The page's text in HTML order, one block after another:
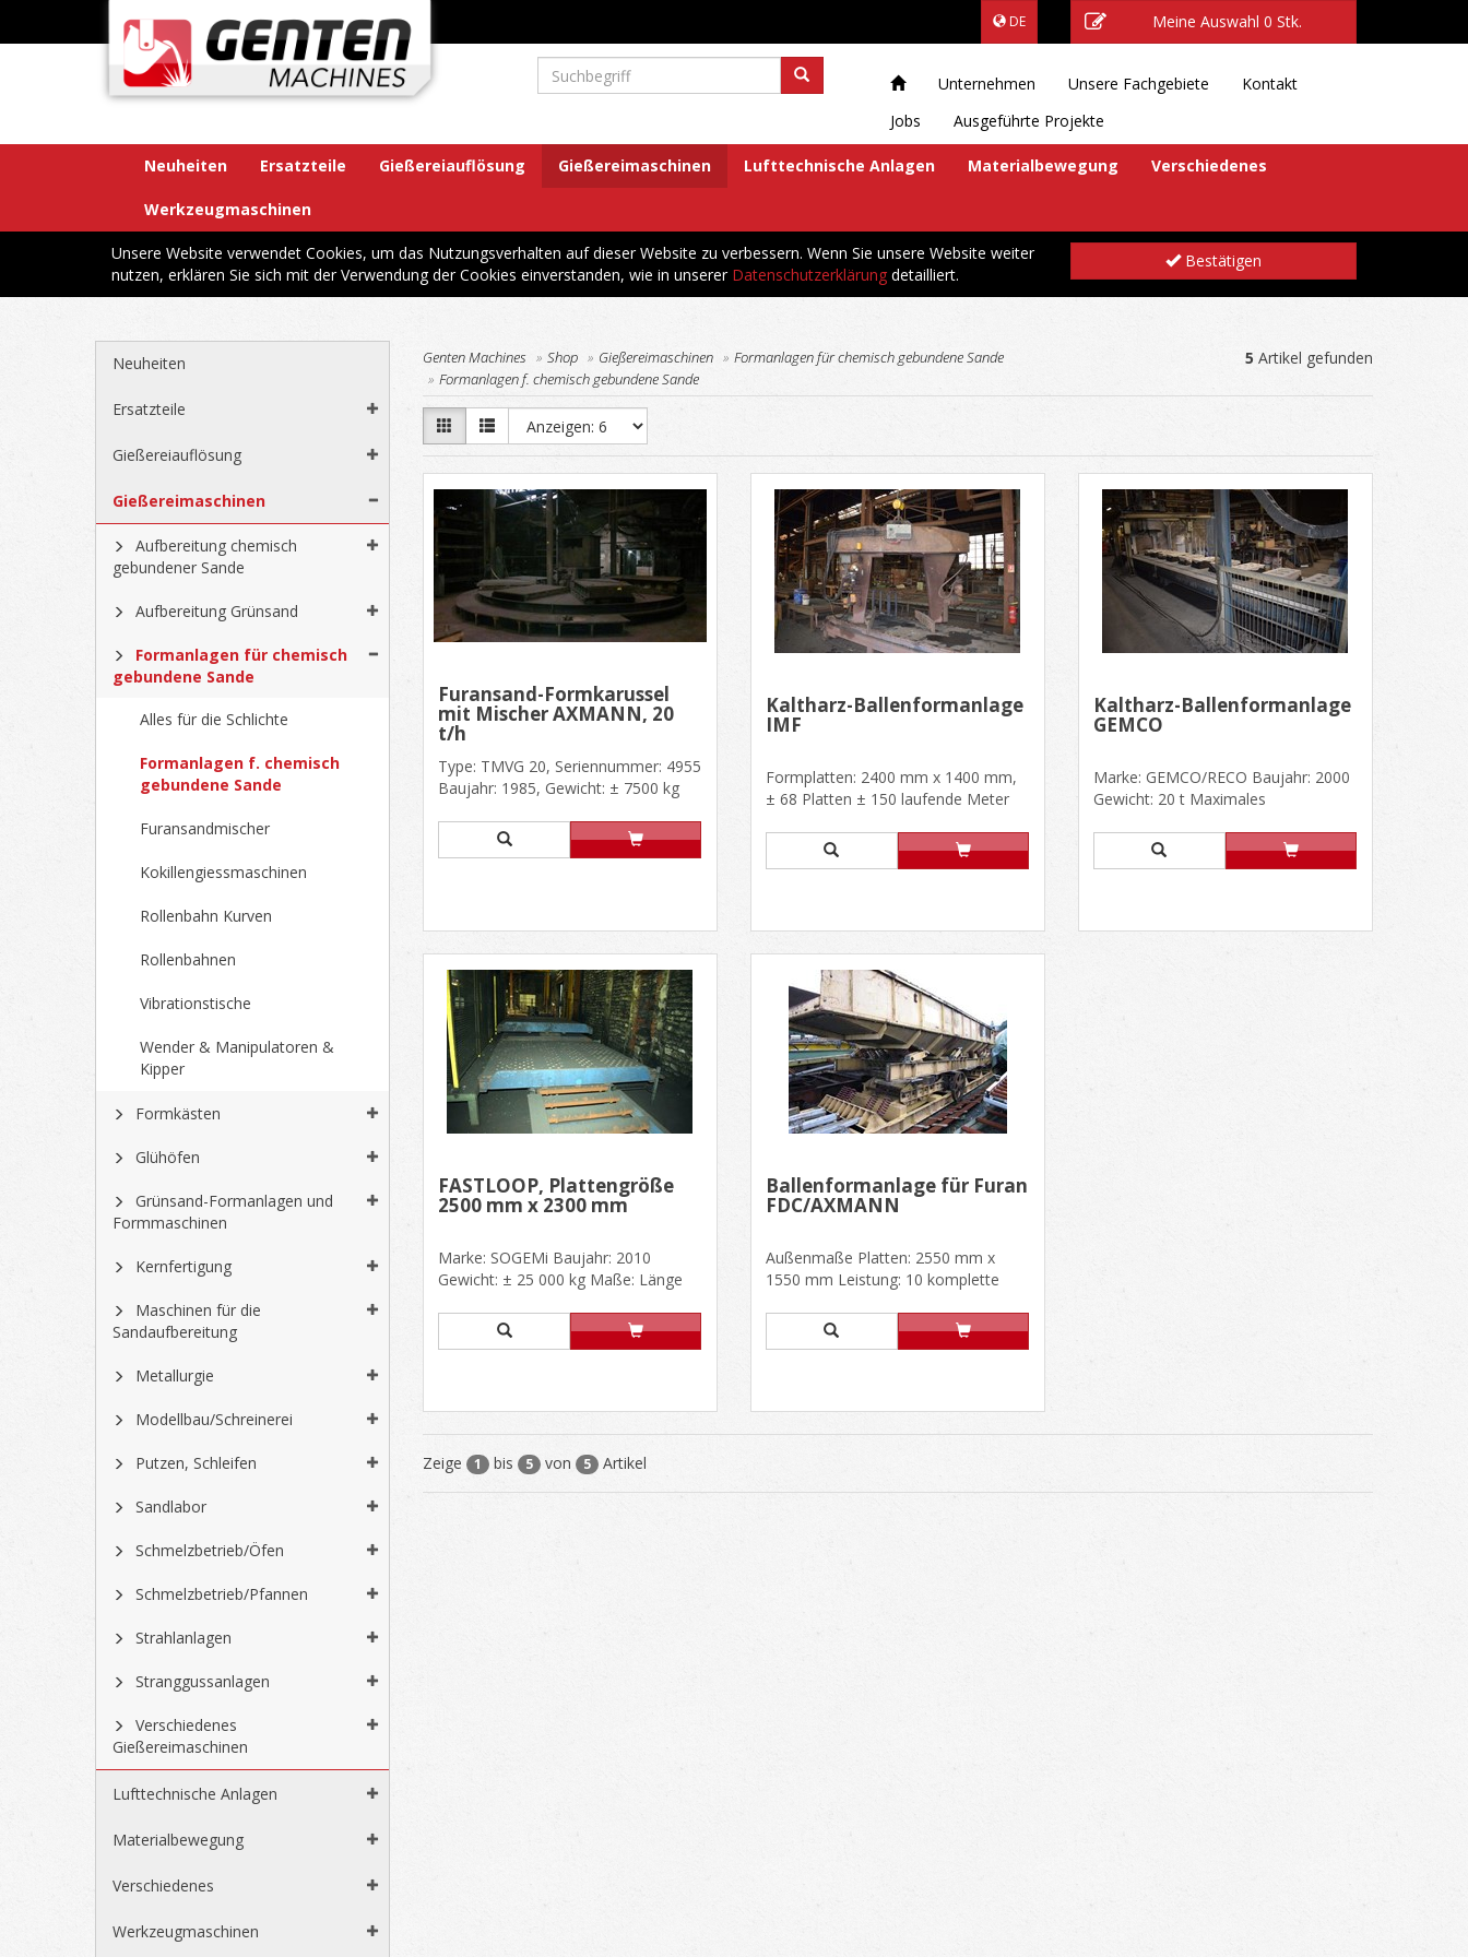
DE Meine Auswahl 0 Stk.
Unternehmen Unsere Fachgebiete
Kontakt
Jobs
Ausgeführte Projekte
Neuheiten Ersatzteile Gießereiauflösung Gießereimaschinen Lufttechnische Anlagen Materialbewegung Verschiedenes
Werkzeugmaschinen
Unsere Website verwendet Cookies, um das Nutzungsverhalten auf dieser Website zu verbessern. Wenn Sie unsere Website weiter
nutzen, erklären Sie sich mit der Verwendung der Cookies einverstanden, wie in unserer Datenschutzerklärung detailliert.
Bestätigen
Neuheiten
Ersatzteile
Gießereiauflösung
Gießereimaschinen
Aufbereitung chemisch
gebundener Sande
Aufbereitung Grünsand
Formanlagen für chemisch
gebundene Sande
Alles für die Schlichte
Formanlagen f. chemisch
gebundene Sande
Furansandmischer
Kokillengiessmaschinen
Rollenbahn Kurven
Rollenbahnen
Vibrationstische
Wender & Manipulatoren &
Kipper
Formkästen
Glühöfen
Grünsand-Formanlagen und
Formmaschinen
Kernfertigung
Maschinen für die
Sandaufbereitung
Metallurgie
Modellbau/Schreinerei
Putzen, Schleifen
Sandlabor
Schmelzbetrieb/Öfen
Schmelzbetrieb/Pfannen
Strahlanlagen
Stranggussanlagen
Verschiedenes
Gießereimaschinen
Lufttechnische Anlagen
Materialbewegung
Verschiedenes
Werkzeugmaschinen
Genten Machines Shop Gießereimaschinen
Formanlagen für chemisch gebundene Sande
Formanlagen f. chemisch gebundene Sande
5 Artikel gefunden
Furansand-Formkarussel
mit Mischer AXMANN, 20
t/h
Type: TMVG 20, Seriennummer: 4955
Baujahr: 1985, Gewicht: ± 7500 kg
Kaltharz-Ballenformanlage
IMF
Formplatten: 2400 mm x 1400 mm,
± 68 Platten ± 150 laufende Meter
Kaltharz-Ballenformanlage
GEMCO
Marke: GEMCO/RECO Baujahr: 2000
Gewicht: 20 t Maximales
300/3......
FASTLOOP, Plattengröße
2500 mm x 2300 mm
Marke: SOGEMi Baujahr: 2010
Gewicht: ± 25 000 kg Maße: Länge
Ballenformanlage für Furan
FDC/AXMANN
Außenmaße Platten: 2550 mm x
1550 mm Leistung: 10 komplette
Zeige 1 bis 5 von 5 Artikel